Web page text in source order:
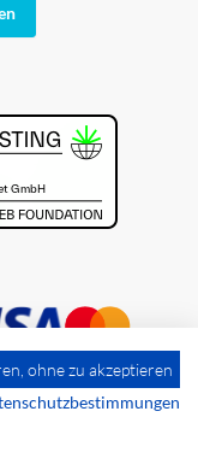
ohne zu akzeptieren